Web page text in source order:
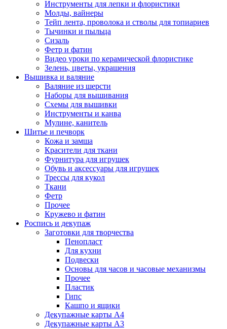
Инструменты для лепки и флористики
Молды, вайнеры
Тейп лента, проволока и стволы для топиариев
Тычинки и пыльца
Сизаль
Фетр и фатин
Видео уроки по керамической флористике
Зелень, цветы, украшения
Вышивка и валяние
Валяние из шерсти
Наборы для вышивания
Схемы для вышивки
Инструменты и канва
Мулине, канитель
Шитье и печворк
Кожа и замша
Красители для ткани
Фурнитура для игрушек
Обувь и аксессуары для игрушек
Трессы для кукол
Ткани
Фетр
Прочее
Кружево и фатин
Роспись и декупаж
Заготовки для творчества
Пенопласт
Для кухни
Подвески
Основы для часов и часовые механизмы
Прочее
Пластик
Гипс
Кашпо и ящики
Декупажные карты А4
Декупажные карты А3